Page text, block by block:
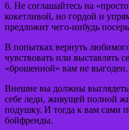
6. Не соглашайтесь на
кокетливой, но гордой и
предложит чего-нибудь
В попытках вернуть
чувствовать или выставлять
«брошенной» вам не выгоден.
Внешне вы должны выглядеть
себе леди, живущей полной
подушку. И тогда к вам сами
бойфренды.